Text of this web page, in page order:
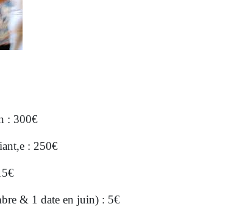
: 300€
: 250€
& 1 date en juin) : 5€